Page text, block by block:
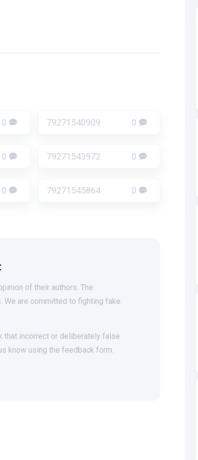
0 79271540909 0
0 79271543972 0
0 79271545864 0
of their authors. The
are committed to fighting fake
that incorrect or deliberately false
know using the feedback form.